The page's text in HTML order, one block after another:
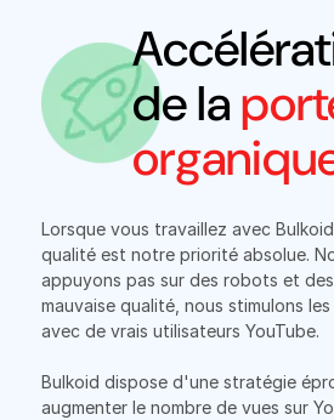
de la
Lorsque vous travaillez avec
qualité est notre priorité absolue.
appuyons pas sur des robots et
mauvaise qualité, nous stimulons
avec de vrais utilisateurs YouTube.
Bulkoid dispose d'une stratégie
augmenter le nombre de vues sur